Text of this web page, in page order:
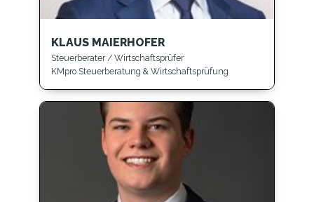
KLAUS MAIERHOFER
Steuerberater / Wirtschaftsprüfer
KMpro Steuerberatung & Wirtschaftsprüfung